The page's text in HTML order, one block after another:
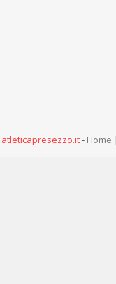
atleticapresezzo.it- Home